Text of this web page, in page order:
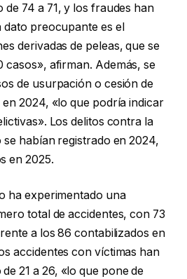
de 74 a 71, y los fraudes han
dato preocupante es el
derivadas de peleas, que se
casos», afirman. Además, se
de usurpación o cesión de
2024, «lo que podría indicar
Los delitos contra la
habían registrado en 2024,
en 2025.
ha experimentado una
total de accidentes, con 73
a los 86 contabilizados en
accidentes con víctimas han
21 a 26, «lo que pone de